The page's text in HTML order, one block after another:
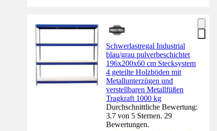
Schwerlastregal Industrial
blau/grau pulverbeschichtet
196x200x60 cm Stecksystem
4 geteilte Holzböden mit
Metallunterzügen und
verstellbaren Metallfüßen
Tragkraft 1000 kg
Durchschnittliche Bewertung:
3.7 von 5 Sternen. 29
Bewertungen.